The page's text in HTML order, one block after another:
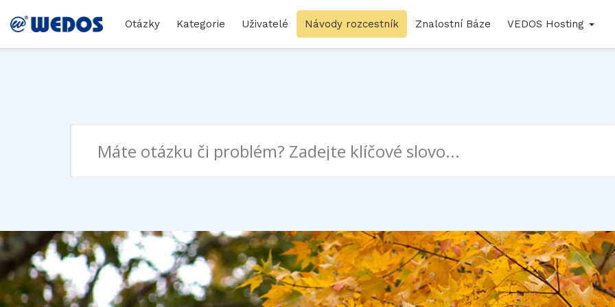
Otázky Kategorie Uživatelé Návody rozcestník Znalostní Báze VEDOS Hosting